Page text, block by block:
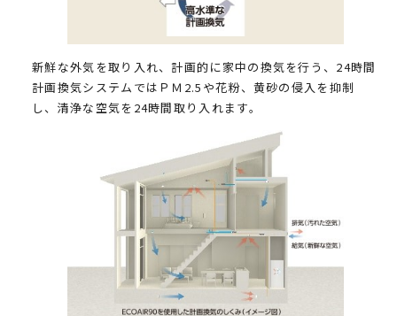
新鮮な外気を取り入れ、計画的に家中の換気を行う、24時間
計画換気システムではＰＭ2.5や花粉、黄砂の侵入を抑制
し、清浄な空気を24時間取り入れます。